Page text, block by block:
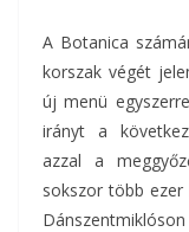
A Botanica
korszak végét
új menü
irányt a
azzal a
sokszor több